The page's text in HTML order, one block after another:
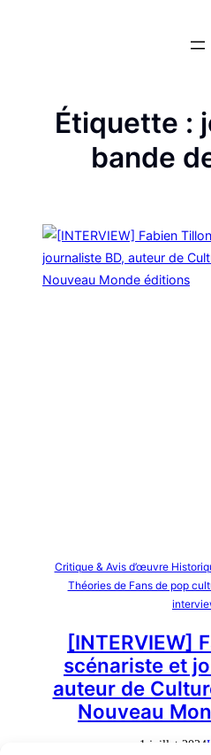
Étiquette :
bande
Critique & Avis d’œuvre
Théories de Fans de pop
[INTERVIEW]
scénariste et
auteur de
Nouveau
1 juillet 2024